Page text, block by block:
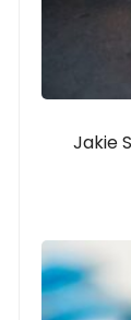
Jakie